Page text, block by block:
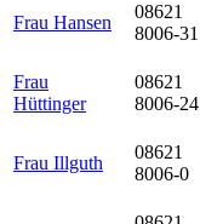
Frau Hansen
08621
8006-31
Frau
Hüttinger
08621
8006-24
Frau Illguth
08621
8006-0